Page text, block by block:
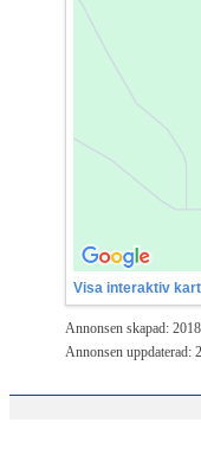
Visa interaktiv
Annonsen skapad:
Annonsen uppdaterad: